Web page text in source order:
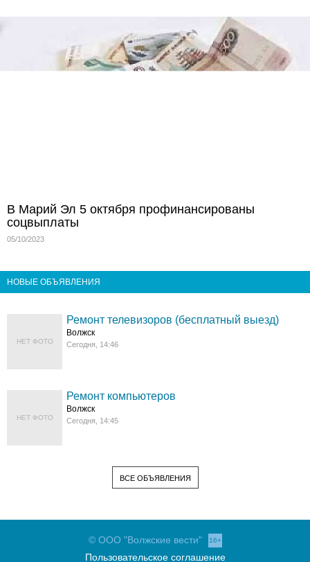
В Марий Эл 5 октября профинансированы
соцвыплаты
05/10/2023
НОВЫЕ ОБЪЯВЛЕНИЯ
НЕТ ФОТО
Ремонт телевизоров (бесплатный выезд)
Волжск
Сегодня, 14:46
НЕТ ФОТО
Ремонт компьютеров
Волжск
Сегодня, 14:45
ВСЕ ОБЪЯВЛЕНИЯ
© ООО "Волжские вести" 16+
Пользовательское соглашение